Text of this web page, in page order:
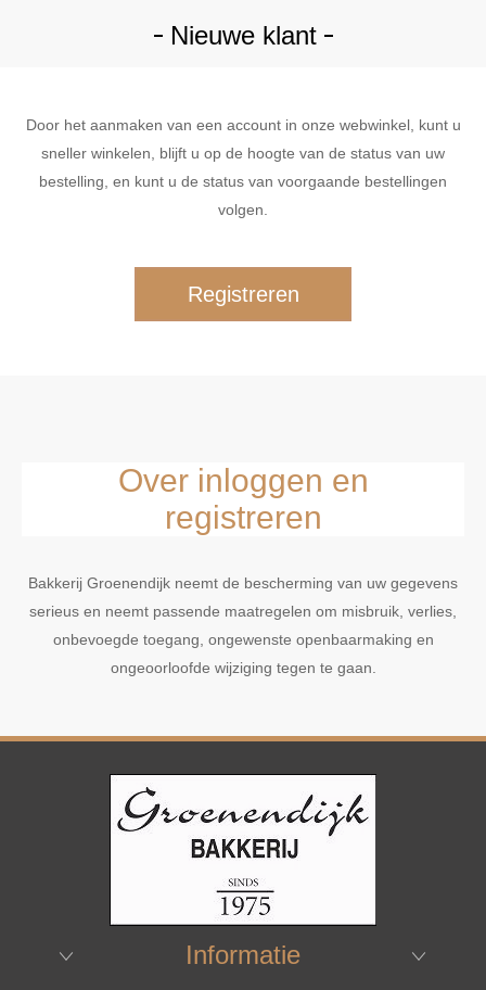
Nieuwe klant
Door het aanmaken van een account in onze webwinkel, kunt u
sneller winkelen, blijft u op de hoogte van de status van uw
bestelling, en kunt u de status van voorgaande bestellingen
volgen.
Over inloggen en
registreren
Bakkerij Groenendijk neemt de bescherming van uw gegevens
serieus en neemt passende maatregelen om misbruik, verlies,
onbevoegde toegang, ongewenste openbaarmaking en
ongeoorloofde wijziging tegen te gaan.
Informatie